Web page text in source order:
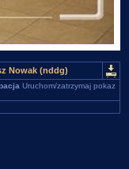
Nowak (nddg)
Uruchom/zatrzymaj pokaz